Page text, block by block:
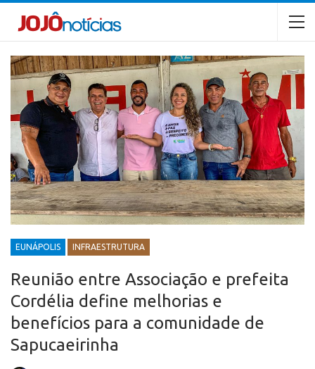
EUNÁPOLIS INFRAESTRUTURA
Reunião entre Associação e prefeita
Cordélia define melhorias e
benefícios para a comunidade de
Sapucaeirinha